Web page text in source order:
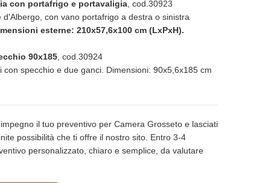
con portafrigo e portavaligia , cod.30923
d'Albergo, con vano portafrigo a destra o sinistra
esterne: 210x57,6x100 cm (LxPxH).
90x185 , cod.30924
con specchio e due ganci. Dimensioni: 90x5,6x185 cm
il tuo preventivo per Camera Grosseto e lasciati
possibilità che ti offre il nostro sito. Entro 3-4
personalizzato, chiaro e semplice, da valutare